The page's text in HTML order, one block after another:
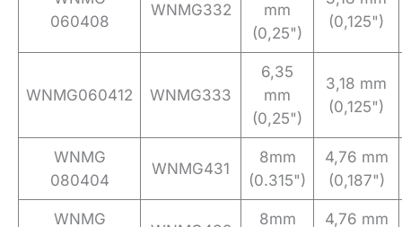
060408
WNMG332
mm
(0,25")
(0,125")
WNMG060412 WNMG333
6,35
mm
(0,25")
3,18 mm
(0,125")
WNMG
080404
WNMG431
8mm
(0.315")
4,76 mm
(0,187")
WNMG
8mm
4,76 mm